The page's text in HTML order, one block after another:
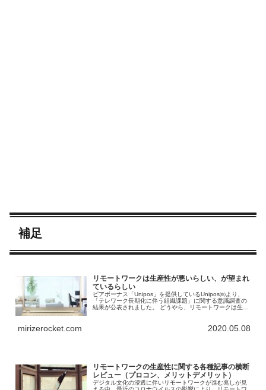
補足
リモートワークは生産性が悪いらしい、が望まれ
ているらしい
ピアボーナス「Unipos」を提供しているUnipos㈱より、
「テレワーク長期化に伴う組織課題」に関する意識調査の
結果が公表されました。 どうやら、リモートワークは生産
mirizerocket.com 2020.05.08
リモートワークの生産性に関する各種記事の横断
レビュー（プロコン、メリットデメリット）
デジタル文化の浸透に伴いリモートワークが進む兆しが見